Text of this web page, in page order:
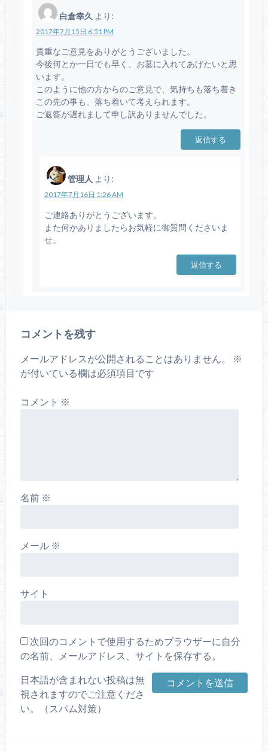
白倉幸久 より:
2017年7月15日 6:51 PM
貴重なご意見をありがとうございました。
今後何とか一日でも早く、お墓に入れてあげたいと思
います。
このように他の方からのご意見で、気持ちも落ち着き
この先の事も、落ち着いて考えられます。
ご返答が遅れまして申し訳ありませんでした。
返信する
管理人 より:
2017年7月16日 1:26 AM
ご連絡ありがとうございます。
また何かありましたらお気軽に御質問くださいま
せ。
返信する
コメントを残す
メールアドレスが公開されることはありません。
※
が付いている欄は必須項目です
コメント ※
名前 ※
メール ※
サイト
次回のコメントで使用するためブラウザーに自分
の名前、メールアドレス、サイトを保存する。
日本語が含まれない投稿は無
視されますのでご注意くださ
い。（スパム対策）